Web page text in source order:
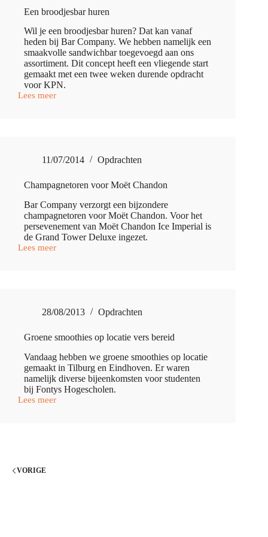
Een broodjesbar huren
Wil je een broodjesbar huren? Dat kan vanaf
heden bij Bar Company. We hebben namelijk een
smaakvolle sandwichbar toegevoegd aan ons
assortiment. Dit concept heeft een vliegende start
gemaakt met een twee weken durende opdracht
voor KPN.
Lees meer
Een
11/07/2014 Opdrachten
Champagnetoren voor Moët Chandon
Bar Company verzorgt een bijzondere
champagnetoren voor Moët Chandon. Voor het
persevenement van Moët Chandon Ice Imperial is
de Grand Tower Deluxe ingezet.
Lees meer
Champagnetoren
28/08/2013 Opdrachten
Groene smoothies op locatie vers bereid
Vandaag hebben we groene smoothies op locatie
gemaakt in Tilburg en Eindhoven. Er waren
namelijk diverse bijeenkomsten voor studenten
bij Fontys Hogescholen.
Lees meer
Groene
VORIGE